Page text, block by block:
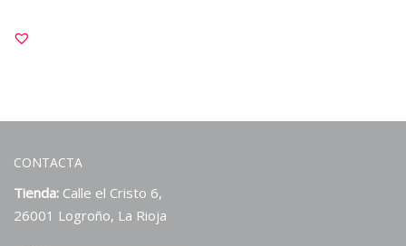
CONTACTA
Tienda: Calle el Cristo 6,
26001 Logroño, La Rioja